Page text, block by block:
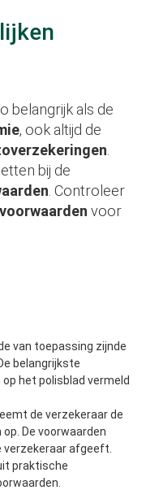
belangrijk als de
, ook altijd de
bij de
. Controleer
voor
van toepassing zijnde
belangrijkste
het polisblad vermeld
de verzekeraar de
De voorwaarden
verzekeraar afgeeft.
praktische